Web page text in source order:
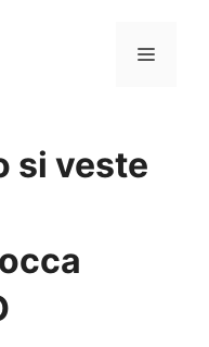
Menu
si veste